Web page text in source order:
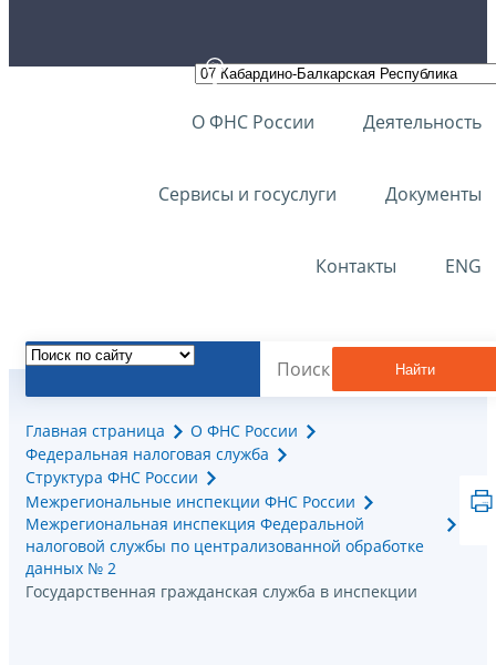
О ФНС России Деятельность
Сервисы и госуслуги Документы
Контакты ENG
Найти
Главная страница
О ФНС России
Федеральная налоговая служба
Структура ФНС России
Межрегиональные инспекции ФНС России
Межрегиональная инспекция Федеральной
налоговой службы по централизованной обработке
данных № 2
Государственная гражданская служба в инспекции